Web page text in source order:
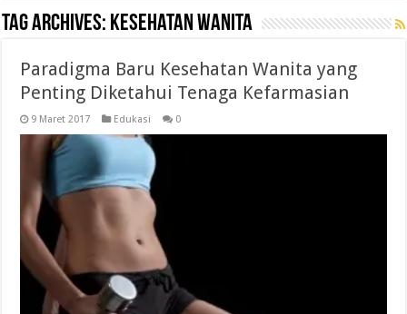
Tag Archives: kesehatan wanita
Paradigma Baru Kesehatan Wanita yang
Penting Diketahui Tenaga Kefarmasian
9 Maret 2017 Edukasi 0